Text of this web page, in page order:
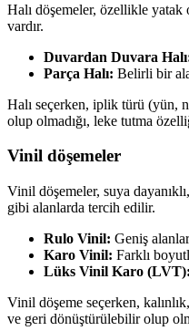
Halı döşemeler, özellikle yatak
vardır.
Duvardan Duvara
Parça Halı: Belirli bir
Halı seçerken, iplik türü (yün,
olup olmadığı, leke tutma
Vinil döşemeler
Vinil döşemeler, suya
gibi alanlarda tercih edilir.
Rulo Vinil: Geniş
Karo Vinil: Farklı
Lüks Vinil Karo (LVT):
Vinil döşeme seçerken,
ve geri dönüştürülebilir olup